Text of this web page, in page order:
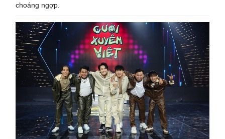
choáng ngợp.